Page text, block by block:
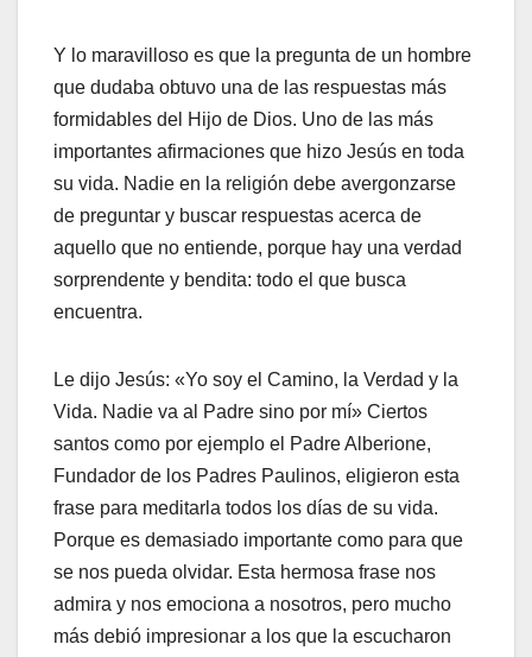
Y lo maravilloso es que la pregunta de un hombre
que dudaba obtuvo una de las respuestas más
formidables del Hijo de Dios. Uno de las más
importantes afirmaciones que hizo Jesús en toda
su vida. Nadie en la religión debe avergonzarse
de preguntar y buscar respuestas acerca de
aquello que no entiende, porque hay una verdad
sorprendente y bendita: todo el que busca
encuentra.
Le dijo Jesús: «Yo soy el Camino, la Verdad y la
Vida. Nadie va al Padre sino por mí» Ciertos
santos como por ejemplo el Padre Alberione,
Fundador de los Padres Paulinos, eligieron esta
frase para meditarla todos los días de su vida.
Porque es demasiado importante como para que
se nos pueda olvidar. Esta hermosa frase nos
admira y nos emociona a nosotros, pero mucho
más debió impresionar a los que la escucharon